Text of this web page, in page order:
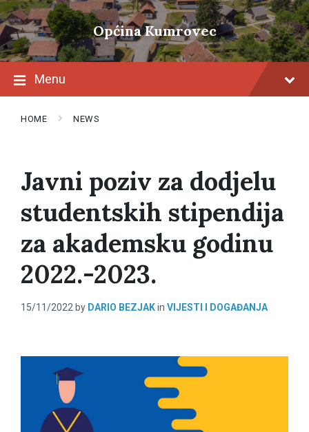
Skip
to
content
Skip
to
main
navigation
Skip
to
footer
Općina Kumrovec
Menu
HOME NEWS
Javni poziv za dodjelu
studentskih stipendija
za akademsku godinu
2022.-2023.
15/11/2022 by DARIO BEZJAKin VIJESTI I DOGAĐANJA